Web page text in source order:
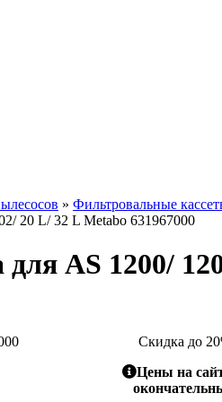
» Фильтровальные
20 L/ 32 L Metabo 631967000
AS 1200/
Скидка до
Цены на